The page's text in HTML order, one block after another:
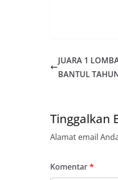
JUARA 1
BANTUL
Tinggalkan
Alamat email
Komentar*